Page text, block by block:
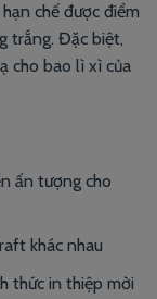
chế được điểm
trắng. Đặc biệt,
cho bao lì xì của
ấn tượng cho
khác nhau
thức in thiệp mời